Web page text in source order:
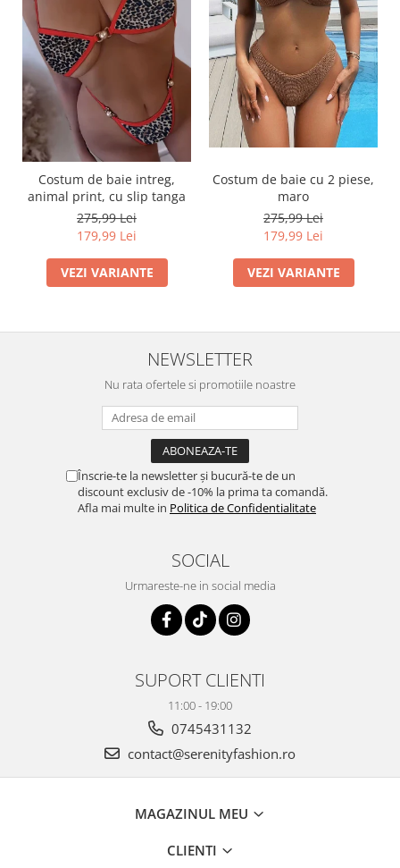
Costum de baie intreg,
animal print, cu slip tanga
275,99 Lei
179,99 Lei
VEZI VARIANTE
Costum de baie cu 2 piese,
maro
275,99 Lei
179,99 Lei
VEZI VARIANTE
NEWSLETTER
Nu rata ofertele si promotiile noastre
Înscrie-te la newsletter și bucură-te de un
discount exclusiv de -10% la prima ta comandă.
Afla mai multe in Politica de Confidentialitate
SOCIAL
Urmareste-ne in social media
SUPORT CLIENTI
11:00 - 19:00
0745431132
contact@serenityfashion.ro
MAGAZINUL MEU
CLIENTI